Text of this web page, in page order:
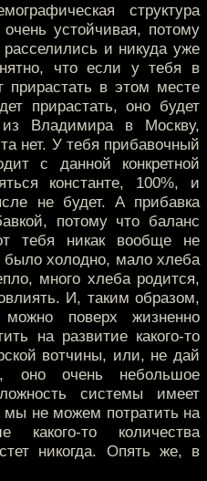
структура
устойчивая, потому
и никуда уже
что если у тебя в
в этом месте
прирастать, оно будет
Владимира в Москву,
нет. У тебя прибавочный
с данной конкретной
константе, 100%, и
не будет. А прибавка
потому что баланс
тебя никак вообще не
было холодно, мало хлеба
много хлеба родится,
И, таким образом,
поверх жизненно
на развитие какого-то
вотчины, или, не дай
оно очень небольшое
системы имеет
мы не можем потратить на
какого-то количества
никогда. Опять же, в